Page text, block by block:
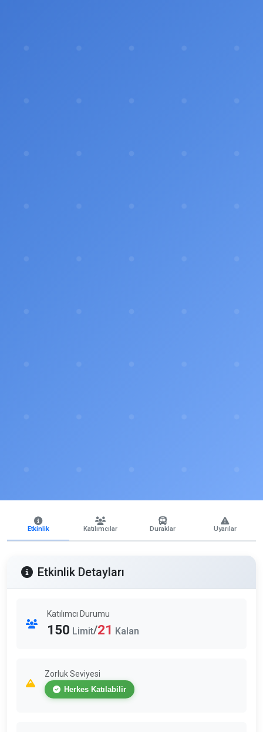
Etkinlik Katılımcılar Duraklar Uyarılar
Etkinlik Detayları
Katılımcı Durumu
150 Limit/21 Kalan
Zorluk Seviyesi
Herkes Katılabilir